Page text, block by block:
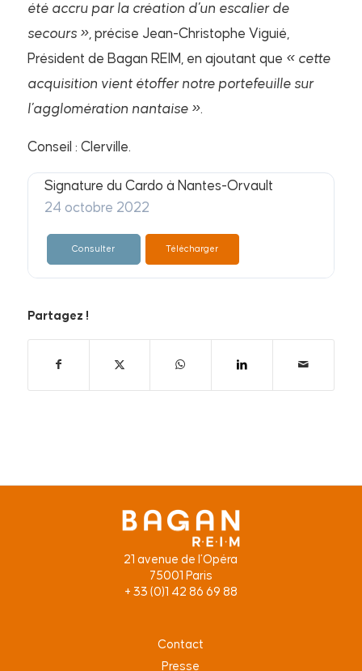
été accru par la création d’un escalier de
secours »,précise Jean-Christophe Viguié,
Président de Bagan REIM, en ajoutant que « cette
acquisition vient étoffer notre portefeuille sur
l’agglomération nantaise ».
Conseil : Clerville.
Signature du Cardo à Nantes-Orvault
24 octobre 2022
Consulter Télécharger
Partagez !
21 avenue de l’Opéra
75001 Paris
+ 33 (0)1 42 86 69 88
Contact
Presse